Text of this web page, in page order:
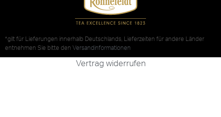
*gilt für Lieferungen innerhalb Deutschlands, Lieferzeiten für andere Länder
entnehmen Sie bitte den Versandinformationen
Vertrag widerrufen